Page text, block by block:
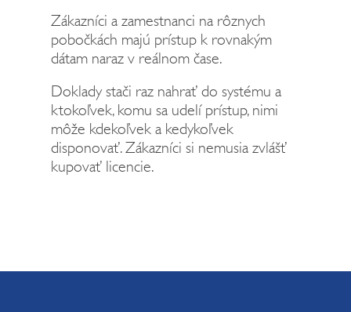
Zákazníci a zamestnanci na rôznych
pobočkách majú prístup k rovnakým
dátam naraz v reálnom čase.
Doklady stači raz nahrať do systému a
ktokoľvek, komu sa udelí prístup, nimi
môže kdekoľvek a kedykoľvek
disponovať. Zákazníci si nemusia zvlášť
kupovať licencie.